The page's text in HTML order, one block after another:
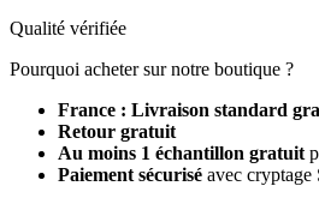
Qualité vérifiée
Pourquoi acheter sur notre boutique ?
France : Livraison standard
Retour gratuit
Au moins 1 échantillon gratuit
Paiement sécurisé avec cryptage